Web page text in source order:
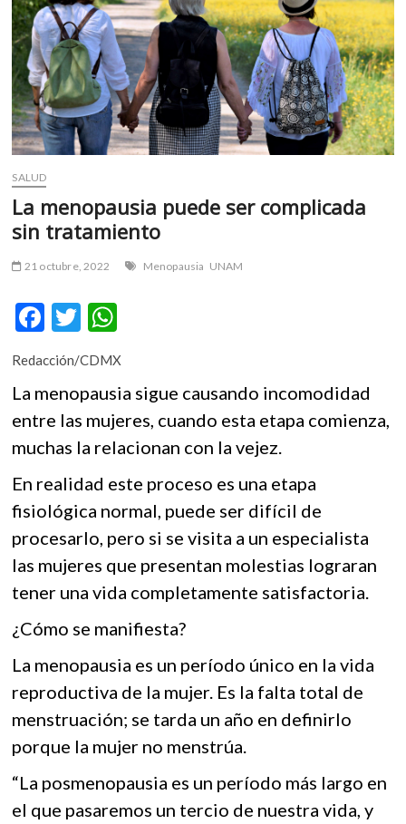
m
v
o
l
g
e
r
s
SALUD
La menopausia puede ser complicada
sin tratamiento
21 octubre, 2022 Menopausia UNAM
F
ac
e
b
o
o
k
T
w
itt
er
h
at
s
A
p
p
Redacción/CDMX
La menopausia sigue causando incomodidad
entre las mujeres, cuando esta etapa comienza,
muchas la relacionan con la vejez.
En realidad este proceso es una etapa
fisiológica normal, puede ser difícil de
procesarlo, pero si se visita a un especialista
las mujeres que presentan molestias lograran
tener una vida completamente satisfactoria.
¿Cómo se manifiesta?
La menopausia es un período único en la vida
reproductiva de la mujer. Es la falta total de
menstruación; se tarda un año en definirlo
porque la mujer no menstrúa.
“La posmenopausia es un período más largo en
el que pasaremos un tercio de nuestra vida, y